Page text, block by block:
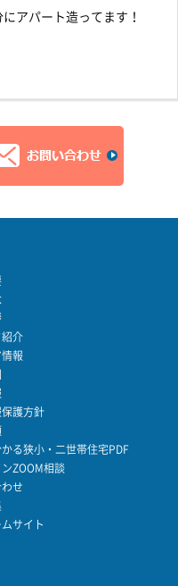
アパート造ってます！
紹介
情報
護方針
る狭小・二世帯住宅PDF
ZOOM相談
せ
サイト